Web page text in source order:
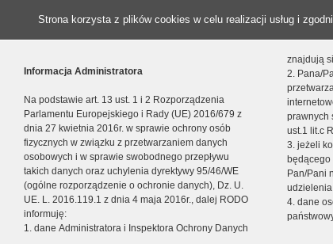
Strona korzysta z plików cookies w celu realizacji usług i
Informacja Administratora
Na podstawie art. 13 ust. 1 i 2 Rozporządzenia
Parlamentu Europejskiego i Rady (UE) 2016/679 z
dnia 27 kwietnia 2016r. w sprawie ochrony osób
fizycznych w związku z przetwarzaniem danych
osobowych i w sprawie swobodnego przepływu
takich danych oraz uchylenia dyrektywy 95/46/WE
(ogólne rozporządzenie o ochronie danych), Dz. U.
UE. L. 2016.119.1 z dnia 4 maja 2016r., dalej RODO
informuję:
1. dane Administratora i Inspektora Ochrony Danych
znajdują
2. Pana/
prawnych
ust.1 lit.c
3. jeżeli
będącego
Pan/Pani
4. dane